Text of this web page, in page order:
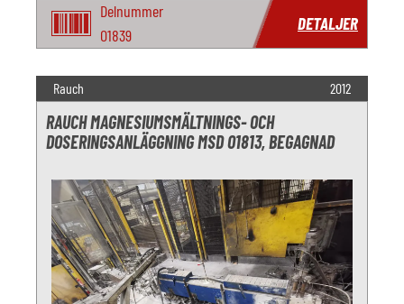
Delnummer
O1839
DETALJER
Rauch 2012
RAUCH MAGNESIUMSMÄLTNINGS- OCH
DOSERINGSANLÄGGNING MSD O1813, BEGAGNAD